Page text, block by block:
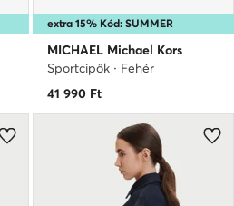
extra 15% Kód: SUMMER
MICHAEL Michael Kors
Sportcipők · Fehér
41 990 Ft